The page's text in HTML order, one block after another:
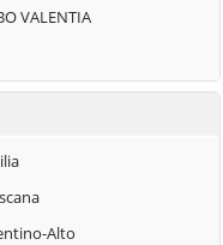
Donato di
VALENTIA
Alto